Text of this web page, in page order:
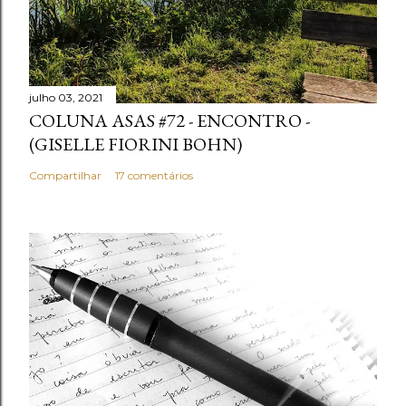
á
r
i
o
julho 03, 2021
COLUNA ASAS #72 - ENCONTRO -
(GISELLE FIORINI BOHN)
Compartilhar 17 comentários